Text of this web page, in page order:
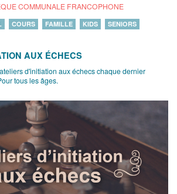
COMMUNALE FRANCOPHONE
COURS FAMILLE KIDS SENIORS
AUX ÉCHECS
d'initiation aux échecs chaque dernier
tous les âges.